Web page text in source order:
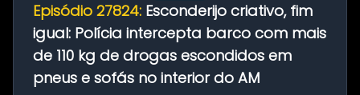
Episódio 27824: Esconderijo criativo, fim
igual: Polícia intercepta barco com mais
de 110 kg de drogas escondidos em
pneus e sofás no interior do AM